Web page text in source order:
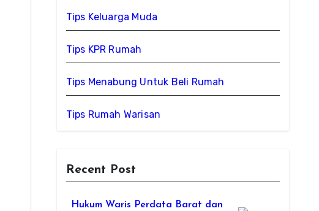
Tips Keluarga Muda
Tips KPR Rumah
Tips Menabung Untuk Beli Rumah
Tips Rumah Warisan
Recent Post
Hukum Waris Perdata Barat dan